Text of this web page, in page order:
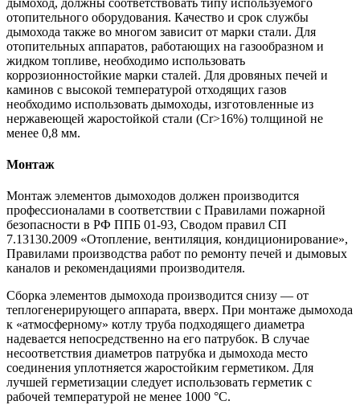
дымоход, должны соответствовать типу используемого
отопительного оборудования. Качество и срок службы
дымохода также во многом зависит от марки стали. Для
отопительных аппаратов, работающих на газообразном и
жидком топливе, необходимо использовать
коррозионностойкие марки сталей. Для дровяных печей и
каминов с высокой температурой отходящих газов
необходимо использовать дымоходы, изготовленные из
нержавеющей жаростойкой стали (Cr>16%) толщиной не
менее 0,8 мм.
Монтаж
Монтаж элементов дымоходов должен производится
профессионалами в соответствии с Правилами пожарной
безопасности в РФ ППБ 01-93, Сводом правил СП
7.13130.2009 «Отопление, вентиляция, кондиционирование»,
Правилами производства работ по ремонту печей и дымовых
каналов и рекомендациями производителя.
Сборка элементов дымохода производится снизу — от
теплогенерирующего аппарата, вверх. При монтаже дымохода
к «атмосферному» котлу труба подходящего диаметра
надевается непосредственно на его патрубок. В случае
несоответствия диаметров патрубка и дымохода место
соединения уплотняется жаростойким герметиком. Для
лучшей герметизации следует использовать герметик с
рабочей температурой не менее 1000 °С.